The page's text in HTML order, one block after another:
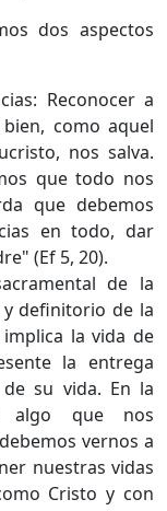
dos aspectos
Reconocer a
como aquel
nos salva.
que todo nos
que debemos
en todo, dar
(Ef 5, 20).
de la
y definitorio de la
la vida de
la entrega
su vida. En la
algo que nos
vernos a
nuestras vidas
Cristo y con